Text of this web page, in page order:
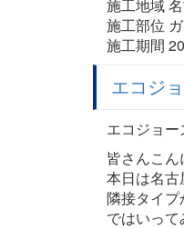
施工地域
施工部位
施工期間
エコジ
エコジョ
皆さんこん
本日は名古
隣接タイ
ではいっ